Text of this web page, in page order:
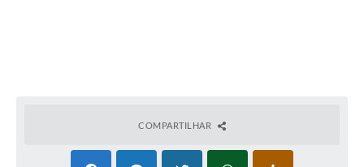
COMPARTILHAR